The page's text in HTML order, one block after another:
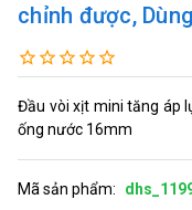
chỉnh được,
Đầu vòi xịt mini tăng áp
ống nước 16mm
Mã sản phẩm: